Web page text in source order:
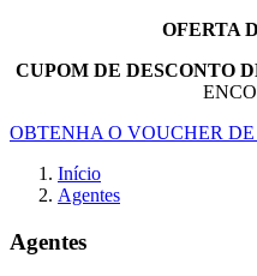
OFERTA
CUPOM DE DESCONTO
OBTENHA O VOUCHER DE
Início
Agentes
Agentes